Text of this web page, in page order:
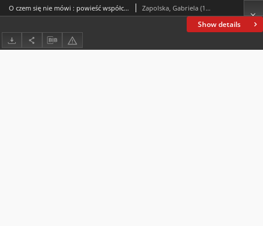
Show details
O czem się nie mówi : powieść współczesna Zapolska, Gabriela (1857-1921)